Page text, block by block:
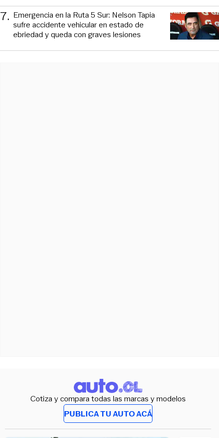
7. Emergencia en la Ruta 5 Sur: Nelson Tapia
sufre accidente vehicular en estado de
ebriedad y queda con graves lesiones
Cotiza y compara todas las marcas y modelos
PUBLICA TU AUTO ACÁ